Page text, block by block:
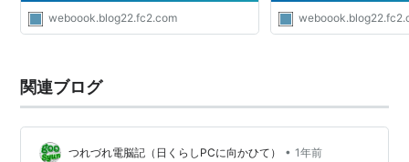
weboook.blog22.fc2.com
関連ブログ
つれづれ電脳記（日くらしPCに向かひて） • 1年前